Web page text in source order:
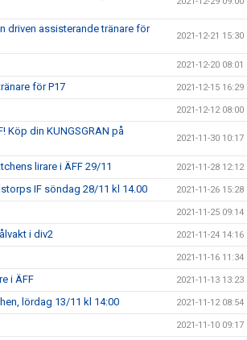
driven assisterande tränare för
2021-12-21 15:30
2021-12-20 08:01
för P17 2021-12-15 16:29
2021-12-12 08:00
Köp din KUNGSGRAN på
2021-11-30 10:17
lirare i ÄFF 29/11 2021-11-28 12:12
IF söndag 28/11 kl 14.00 2021-11-26 15:28
2021-11-25 09:14
i div2 2021-11-24 14:16
2021-11-16 11:34
i ÄFF 2021-11-13 13:23
lördag 13/11 kl 14:00 2021-11-12 08:54
2021-11-10 09:17